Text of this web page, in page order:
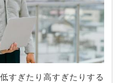
すぎたり高すぎたりする